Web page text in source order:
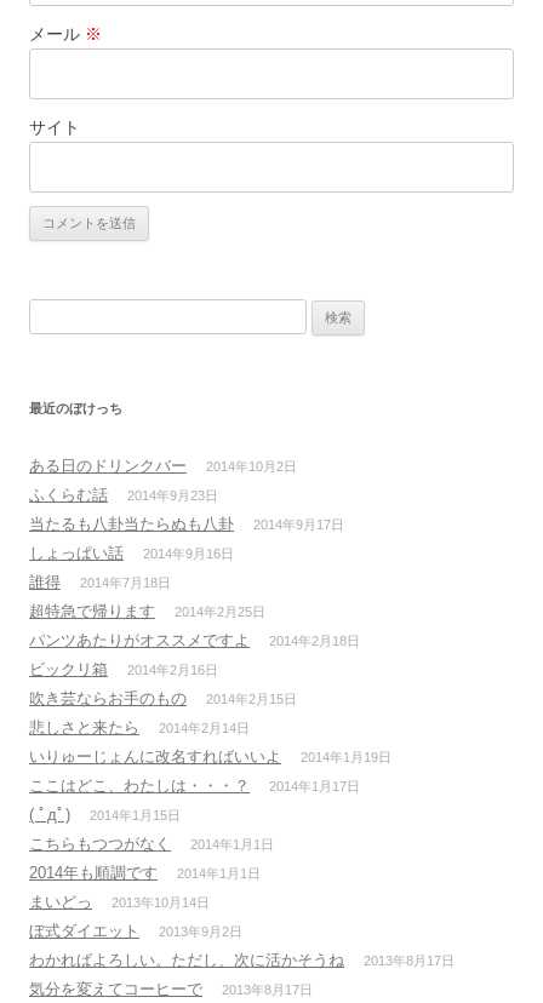
メール ※
サイト
最近のぼけっち
ある日のドリンクバー 2014年10月2日
ふくらむ話 2014年9月23日
当たるも八卦当たらぬも八卦 2014年9月17日
しょっぱい話 2014年9月16日
誰得 2014年7月18日
超特急で帰ります 2014年2月25日
パンツあたりがオススメですよ 2014年2月18日
ビックリ箱 2014年2月16日
吹き芸ならお手のもの 2014年2月15日
悲しさと来たら 2014年2月14日
いりゅーじょんに改名すればいいよ 2014年1月19日
ここはどこ、わたしは・・・？ 2014年1月17日
( ﾟдﾟ) 2014年1月15日
こちらもつつがなく 2014年1月1日
2014年も順調です 2014年1月1日
まいどっ 2013年10月14日
ぼ式ダイエット 2013年9月2日
わかればよろしい。ただし、次に活かそうね 2013年8月17日
気分を変えてコーヒーで 2013年8月17日